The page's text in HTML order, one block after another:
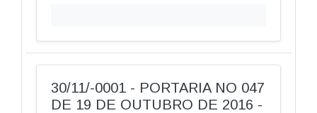
30/11/-0001 - PORTARIA NO 047
DE 19 DE OUTUBRO DE 2016 -